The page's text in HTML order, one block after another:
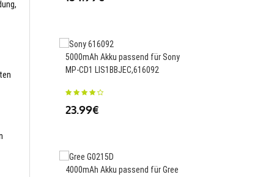
5000mAh Akku passend für Sony
MP-CD1 LIS1BBJEC,616092
23.99€
4000mAh Akku passend für Gree